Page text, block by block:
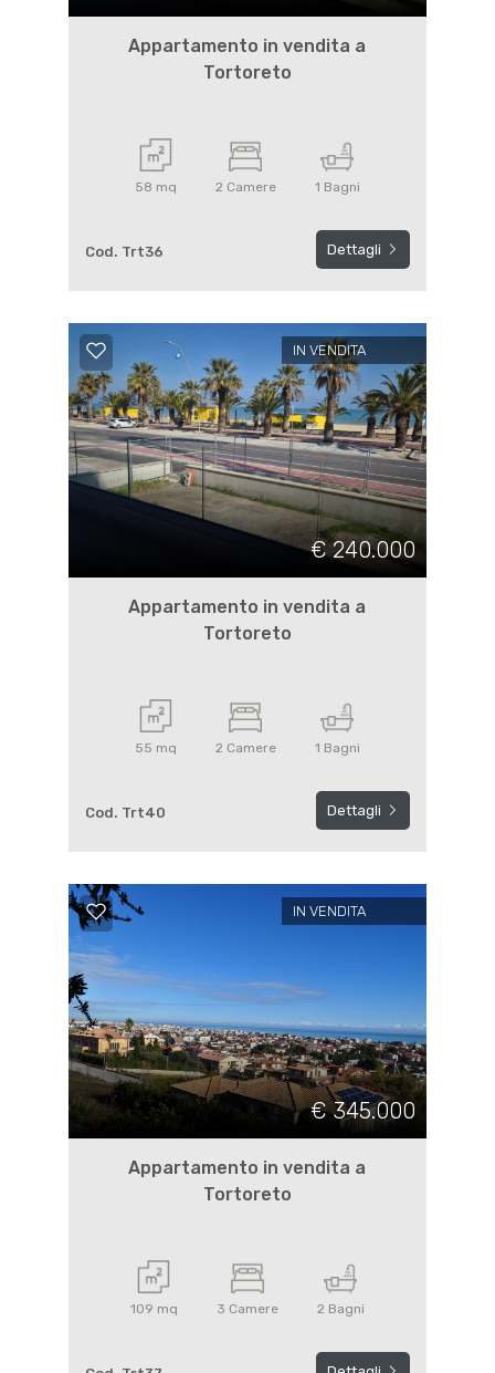
Appartamento in vendita a
Tortoreto
58 mq 2 Camere 1 Bagni
Cod. Trt36 Dettagli
IN VENDITA
€ 240.000
Appartamento in vendita a
Tortoreto
55 mq 2 Camere 1 Bagni
Cod. Trt40 Dettagli
IN VENDITA
€ 345.000
Appartamento in vendita a
Tortoreto
109 mq 3 Camere 2 Bagni